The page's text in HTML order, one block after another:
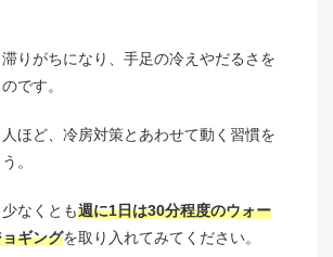
りがちになり、手足の冷えやだるさを
です。
ほど、冷房対策とあわせて動く習慣を
。
なくとも週に1日は30分程度のウォー
ギングを取り入れてみてください。